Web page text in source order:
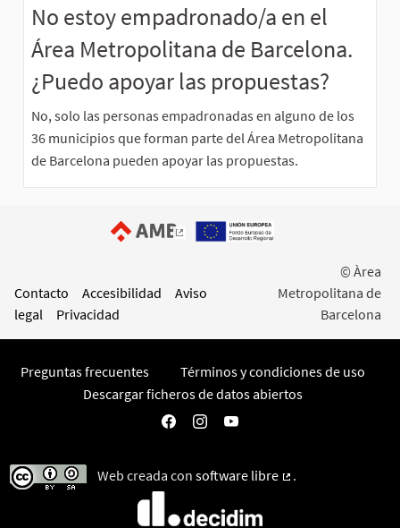
No estoy empadronado/a en el
Área Metropolitana de Barcelona.
¿Puedo apoyar las propuestas?
No, solo las personas empadronadas en alguno de los
36 municipios que forman parte del Área Metropolitana
de Barcelona pueden apoyar las propuestas.
(Enlace externo)
Contacto Accesibilidad
Aviso
legal
Privacidad
© Àrea
Metropolitana de
Barcelona
Preguntas frecuentes
Términos y condiciones de uso
Descargar ficheros de datos abiertos
Participa AMB en Facebook
Participa AMB en Instagram
Participa AMB en YouTube
Web creada con software libre
.